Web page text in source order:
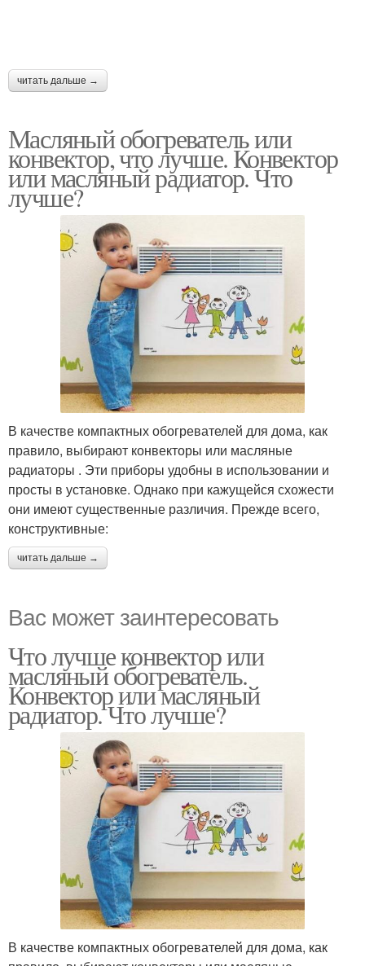
читать дальше →
Масляный обогреватель или
конвектор, что лучше. Конвектор
или масляный радиатор. Что
лучше?
В качестве компактных обогревателей для дома, как
правило, выбирают конвекторы или масляные
радиаторы . Эти приборы удобны в использовании и
просты в установке. Однако при кажущейся схожести
они имеют существенные различия. Прежде всего,
конструктивные:
читать дальше →
Вас может заинтересовать
Что лучше конвектор или
масляный обогреватель.
Конвектор или масляный
радиатор. Что лучше?
В качестве компактных обогревателей для дома, как